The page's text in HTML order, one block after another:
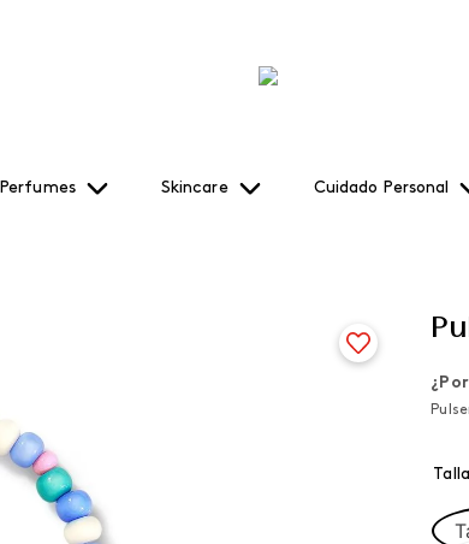
Perfumes Skincare Cuidado Personal